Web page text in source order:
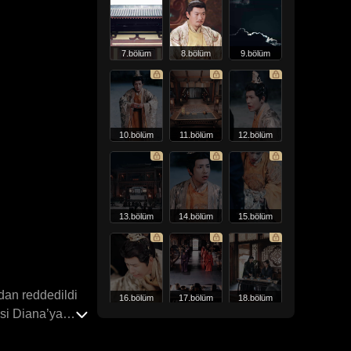
reddedildi
Diana’ya
7.bölüm 8.bölüm 9.bölüm
10.bölüm 11.bölüm 12.bölüm
13.bölüm 14.bölüm 15.bölüm
16.bölüm 17.bölüm 18.bölüm